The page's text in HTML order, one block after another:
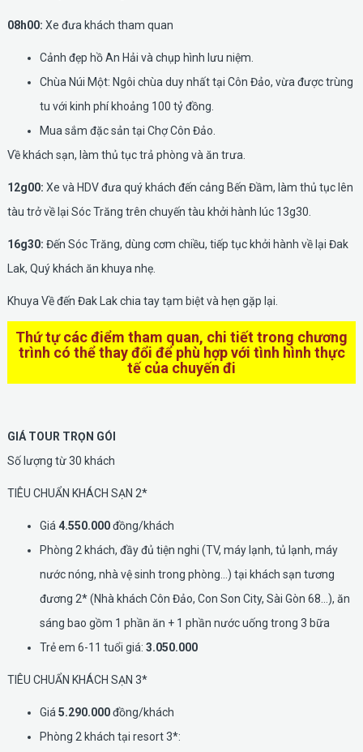
08h00: Xe đưa khách tham quan
Cảnh đẹp hồ An Hải và chụp hình lưu niệm.
Chùa Núi Một: Ngôi chùa duy nhất tại Côn Đảo, vừa được trùng
tu với kinh phí khoảng 100 tỷ đồng.
Mua sắm đặc sản tại Chợ Côn Đảo.
Về khách sạn, làm thủ tục trả phòng và ăn trưa.
12g00: Xe và HDV đưa quý khách đến cảng Bến Đầm, làm thủ tục lên
tàu trở về lại Sóc Trăng trên chuyến tàu khởi hành lúc 13g30.
16g30: Đến Sóc Trăng, dùng cơm chiều, tiếp tục khởi hành về lại Đak
Lak, Quý khách ăn khuya nhẹ.
Khuya Về đến Đak Lak chia tay tạm biệt và hẹn gặp lại.
Thứ tự các điểm tham quan, chi tiết trong chương
trình có thể thay đổi để phù hợp với tình hình thực
tế của chuyến đi
GIÁ TOUR TRỌN GÓI
Số lượng từ 30 khách
TIÊU CHUẨN KHÁCH SẠN 2*
Giá 4.550.000đồng/khách
Phòng 2 khách, đầy đủ tiện nghi (TV, máy lạnh, tủ lạnh, máy
nước nóng, nhà vệ sinh trong phòng…) tại khách sạn tương
đương 2* (Nhà khách Côn Đảo, Con Son City, Sài Gòn 68…), ăn
sáng bao gồm 1 phần ăn + 1 phần nước uống trong 3 bữa
Trẻ em 6-11 tuổi giá: 3.050.000
TIÊU CHUẨN KHÁCH SẠN 3*
Giá 5.290.000đồng/khách
Phòng 2 khách tại resort 3*: